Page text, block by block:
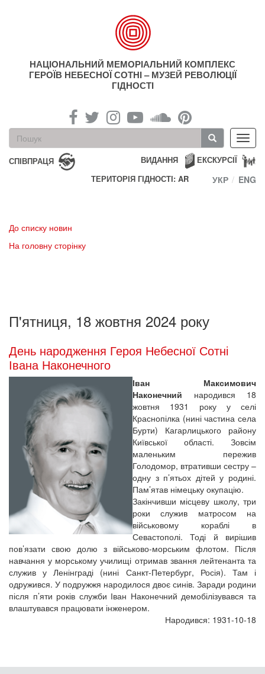
НАЦІОНАЛЬНИЙ МЕМОРІАЛЬНИЙ КОМПЛЕКС
ГЕРОЇВ НЕБЕСНОЇ СОТНІ – МУЗЕЙ РЕВОЛЮЦІЇ
ГІДНОСТІ
Пошукова
форма
Пошук
СПІВПРАЦЯ ЕКСКУРСІЇ
ВИДАННЯ
ТЕРИТОРІЯ ГІДНОСТІ: AR
УКР ENG
До списку новин
На головну сторінку
П'ятниця, 18 жовтня 2024 року
День народження Героя Небесної Сотні
Івана Наконечного
Іван Максимович
Наконечний народився 18
жовтня 1931 року у селі
Краснопілка (нині частина села
Бурти) Кагарлицького району
Київської області. Зовсім
маленьким пережив
Голодомор, втративши сестру –
одну з п’ятьох дітей у родині.
Пам’ятав німецьку окупацію.
Закінчивши місцеву школу, три
роки служив матросом на
військовому кораблі в
Севастополі. Тоді й вирішив
пов’язати свою долю з військово-морським флотом. Після
навчання у морському училищі отримав звання лейтенанта та
служив у Ленінграді (нині Санкт-Петербург, Росія). Там і
одружився. У подружжя народилося двоє синів. Заради родини
після п’яти років служби Іван Наконечний демобілізувався та
влаштувався працювати інженером.
Народився: 1931-10-18